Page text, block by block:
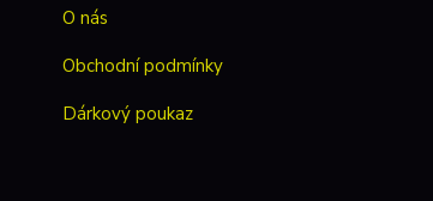
O nás
Obchodní podmínky
Dárkový poukaz